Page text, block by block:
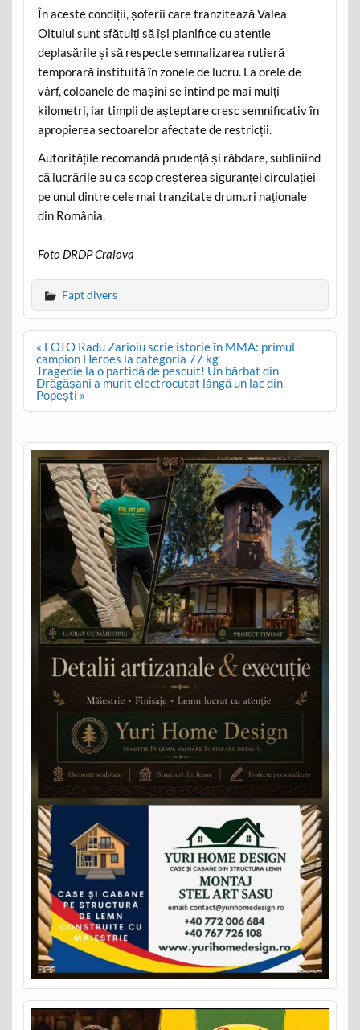
În aceste condiții, șoferii care tranzitează Valea
Oltului sunt sfătuiți să își planifice cu atenție
deplasările și să respecte semnalizarea rutieră
temporară instituită în zonele de lucru. La orele de
vârf, coloanele de mașini se întind pe mai mulți
kilometri, iar timpii de așteptare cresc semnificativ în
apropierea sectoarelor afectate de restricții.
Autoritățile recomandă prudență și răbdare, subliniind
că lucrările au ca scop creșterea siguranței circulației
pe unul dintre cele mai tranzitate drumuri naționale
din România.
Foto DRDP Craiova
Fapt divers
Post
navigation
« FOTO Radu Zarioiu scrie istorie în MMA: primul
campion Heroes la categoria 77 kg
Tragedie la o partidă de pescuit! Un bărbat din
Drăgășani a murit electrocutat lângă un lac din
Popești »